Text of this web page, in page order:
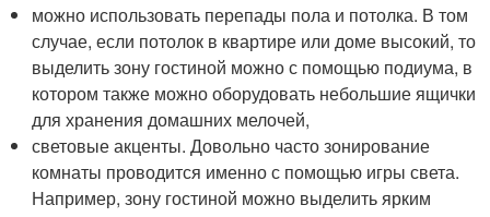
можно использовать перепады пола и потолка. В том
случае, если потолок в квартире или доме высокий, то
выделить зону гостиной можно с помощью подиума, в
котором также можно оборудовать небольшие ящички
для хранения домашних мелочей,
световые акценты. Довольно часто зонирование
комнаты проводится именно с помощью игры света.
Например, зону гостиной можно выделить ярким